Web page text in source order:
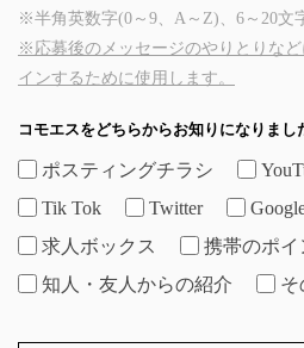
※半角英数字(0～9、A～Z)、6～20文
※応募後のメッセージのやりとりな
インするために使用します。
コモエスをどちらからお知りになりまし
ポスティングチラシ
Tik Tok
Twitter
求人ボックス
携帯のポ
知人・友人からの紹介
そ